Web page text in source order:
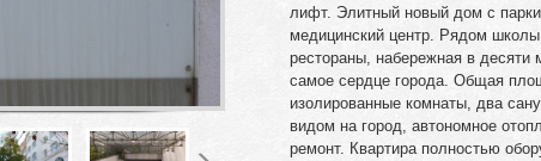
лифт. Элитный новый дом с
медицинский центр. Рядом
рестораны, набережная в десяти
самое сердце города. Общая
изолированные комнаты, два
видом на город, автономное
ремонт. Квартира полностью